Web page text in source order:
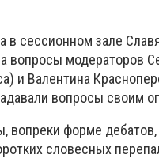
в сессионном зале
вопросы модераторов
и Валентина
вопросы своим
вопреки форме
словесных